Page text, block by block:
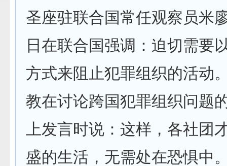
圣座驻联合国常任观察员米
日在联合国强调：迫切需要
方式来阻止犯罪组织的活动
教在讨论跨国犯罪组织问题
上发言时说：这样，各社团
盛的生活，无需处在恐惧中